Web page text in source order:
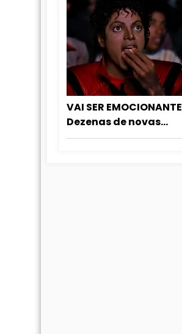
VAI SER
Dezenas de novas
cidades aderem às